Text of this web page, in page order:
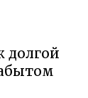
долгой